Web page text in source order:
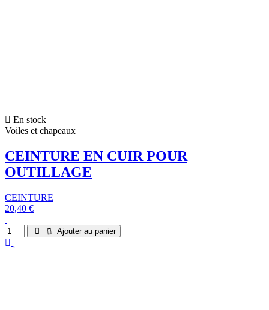
En stock
Voiles et chapeaux
CEINTURE EN CUIR POUR
OUTILLAGE
CEINTURE
20,40 €
Ajouter au panier